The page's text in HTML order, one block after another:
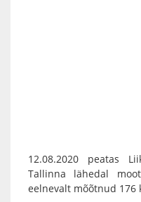
12.08.2020 peatas
Tallinna lähedal
eelnevalt mõõtnud 176